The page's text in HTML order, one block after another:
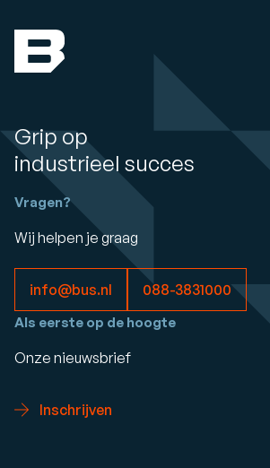
Grip op
industrieel succes
Vragen?
Wij helpen je graag
info@bus.nl 088-3831000
Als eerste op de hoogte
Onze nieuwsbrief
Inschrijven